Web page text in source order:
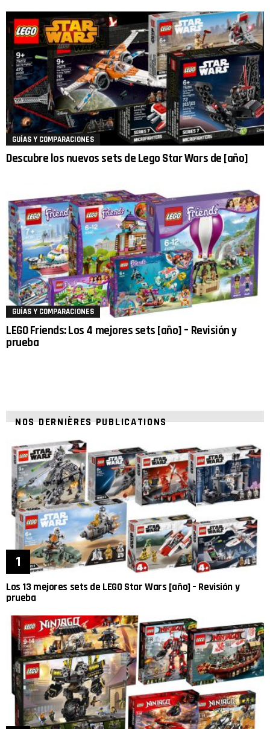
GUÍAS Y COMPARACIONES
Descubre los nuevos sets de Lego Star Wars de [año]
GUÍAS Y COMPARACIONES
LEGO Friends: Los 4 mejores sets [año] – Revisión y
prueba
NOS DERNIÈRES PUBLICATIONS
Los 13 mejores sets de LEGO Star Wars [año] – Revisión y
prueba